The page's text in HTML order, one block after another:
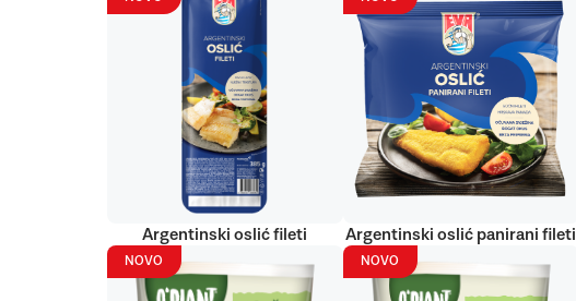
Argentinski oslić fileti Argentinski oslić panirani fileti
NOVO NOVO